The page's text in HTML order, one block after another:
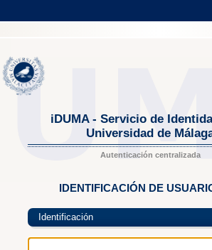
iDUMA - Servicio de
Universidad de
Autenticación centralizada
IDENTIFICACIÓN DE
Identificación